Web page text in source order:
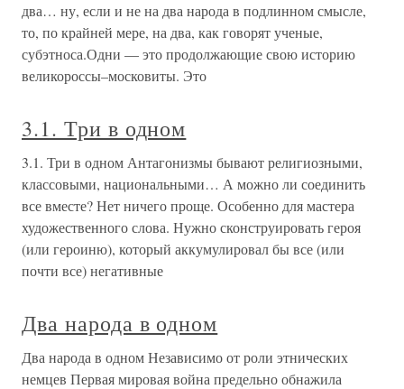
два… ну, если и не на два народа в подлинном смысле,
то, по крайней мере, на два, как говорят ученые,
субэтноса.Одни — это продолжающие свою историю
великороссы–московиты. Это
3.1. Три в одном
3.1. Три в одном Антагонизмы бывают религиозными,
классовыми, национальными… А можно ли соединить
все вместе? Нет ничего проще. Особенно для мастера
художественного слова. Нужно сконструировать героя
(или героиню), который аккумулировал бы все (или
почти все) негативные
Два народа в одном
Два народа в одном Независимо от роли этнических
немцев Первая мировая война предельно обнажила